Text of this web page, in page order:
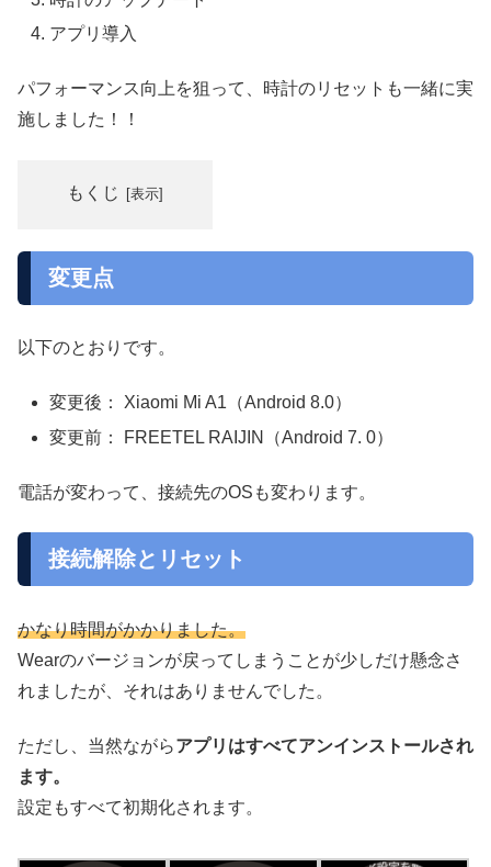
アプリ導入
パフォーマンス向上を狙って、時計のリセットも一緒に実
施しました！！
もくじ
変更点
以下のとおりです。
変更後： Xiaomi Mi A1（Android 8.0）
変更前： FREETEL RAIJIN（Android 7. 0）
電話が変わって、接続先のOSも変わります。
接続解除とリセット
かなり時間がかかりました。
Wearのバージョンが戻ってしまうことが少しだけ懸念さ
れましたが、それはありませんでした。
ただし、当然ながらアプリはすべてアンインストールされ
ます。
設定もすべて初期化されます。